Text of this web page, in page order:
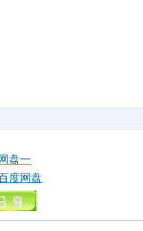
盘一
度网盘